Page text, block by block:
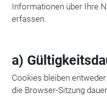
Informationen über Ihre
erfassen.
a)
Cookies bleiben
die Browser-Sitzung